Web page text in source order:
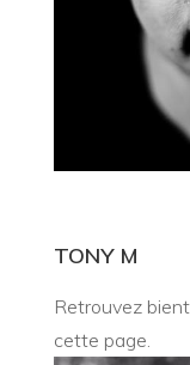
TONY M
Retrouvez
cette page.